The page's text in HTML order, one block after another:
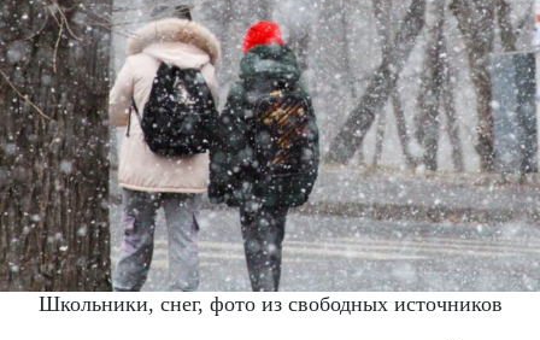
Школьники, снег, фото из свободных источников